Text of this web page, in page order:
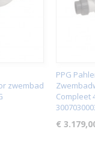
zwembad
PPG
Compleet
€